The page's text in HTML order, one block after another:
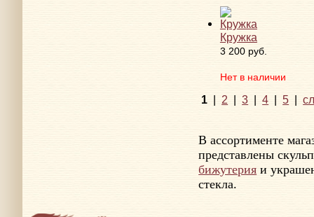
Кружка
3 200 руб.
Нет в наличии
1 | 2 |3 |4 |5 |
В ассортименте
представлены
бижутерия и
стекла.